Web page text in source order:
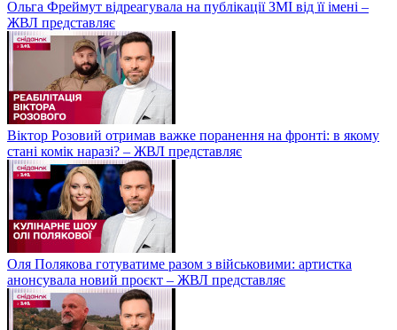
Ольга Фреймут відреагувала на публікації ЗМІ від її імені –
ЖВЛ представляє
Віктор Розовий отримав важке поранення на фронті: в якому
стані комік наразі? – ЖВЛ представляє
Оля Полякова готуватиме разом з військовими: артистка
анонсувала новий проєкт – ЖВЛ представляє